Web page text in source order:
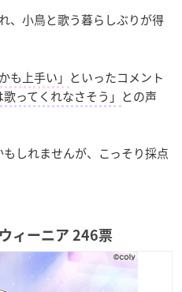
、小鳥と歌う暮らしぶりが得
も上手い」 といったコメント
歌ってくれなさそう」 との声
しれませんが、こっそり採点
ィーニア 246票